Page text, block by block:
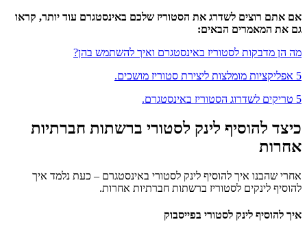
אם אתם רוצים לשדרג את הסטוריז שלכם באינסטגרם עוד יותר, קראו
גם את המאמרים הבאים:
מה הן מדבקות לסטוריז באינסטגרם ואיך להשתמש בהן?
5 אפליקציות מומלצות ליצירת סטוריז מושכים.
5 טריקים לשדרוג הסטוריז באינסטגרם.
כיצד להוסיף לינק לסטורי ברשתות חברתיות
אחרות
אחרי שהבנו איך להוסיף לינק לסטורי באינסטגרם – כעת נלמד איך
להוסיף לינקים לסטוריז ברשתות חברתיות אחרות.
איך להוסיף לינק לסטורי בפייסבוק